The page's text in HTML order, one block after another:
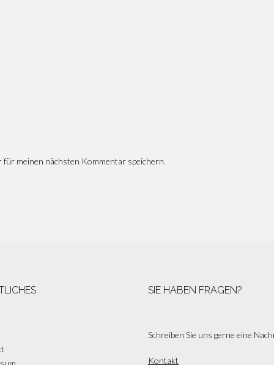
meinen nächsten Kommentar speichern.
SIE HABEN FRAGEN?
Schreiben Sie uns gerne eine
Kontakt